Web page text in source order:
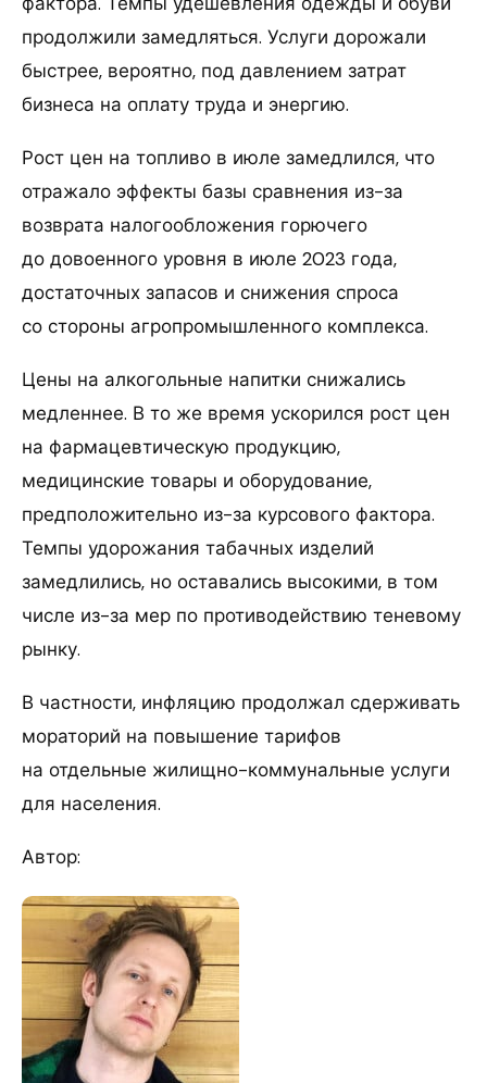
продолжили замедляться. Услуги дорожали
быстрее, вероятно, под давлением затрат
бизнеса на оплату труда и энергию.
Рост цен на топливо в июле замедлился, что
отражало эффекты базы сравнения из-за
возврата налогообложения горючего
до довоенного уровня в июле 2023 года,
достаточных запасов и снижения спроса
со стороны агропромышленного комплекса.
Цены на алкогольные напитки снижались
медленнее. В то же время ускорился рост цен
на фармацевтическую продукцию,
медицинские товары и оборудование,
предположительно из-за курсового фактора.
Темпы удорожания табачных изделий
замедлились, но оставались высокими, в том
числе из-за мер по противодействию теневому
рынку.
В частности, инфляцию продолжал сдерживать
мораторий на повышение тарифов
на отдельные жилищно-коммунальные услуги
для населения.
Автор: